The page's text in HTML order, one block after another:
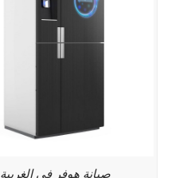
صيانة هوفر في الغربية